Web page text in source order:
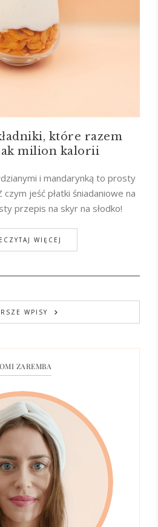
które razem
milion kalorii
i mandarynką to prosty
czym jeść płatki śniadaniowe na
przepis na skyr na słodko!
WIĘCEJ
WPISY
ZAREMBA